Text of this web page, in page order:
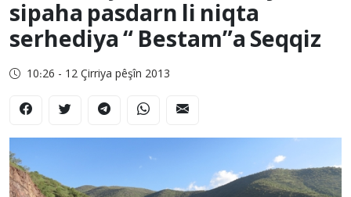
sipaha pasdarn li niqta
serhediya “ Bestam”a Seqqiz
10:26 - 12 Çirriya pêşîn 2013